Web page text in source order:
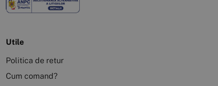
Utile
Politica de retur
Cum comand?